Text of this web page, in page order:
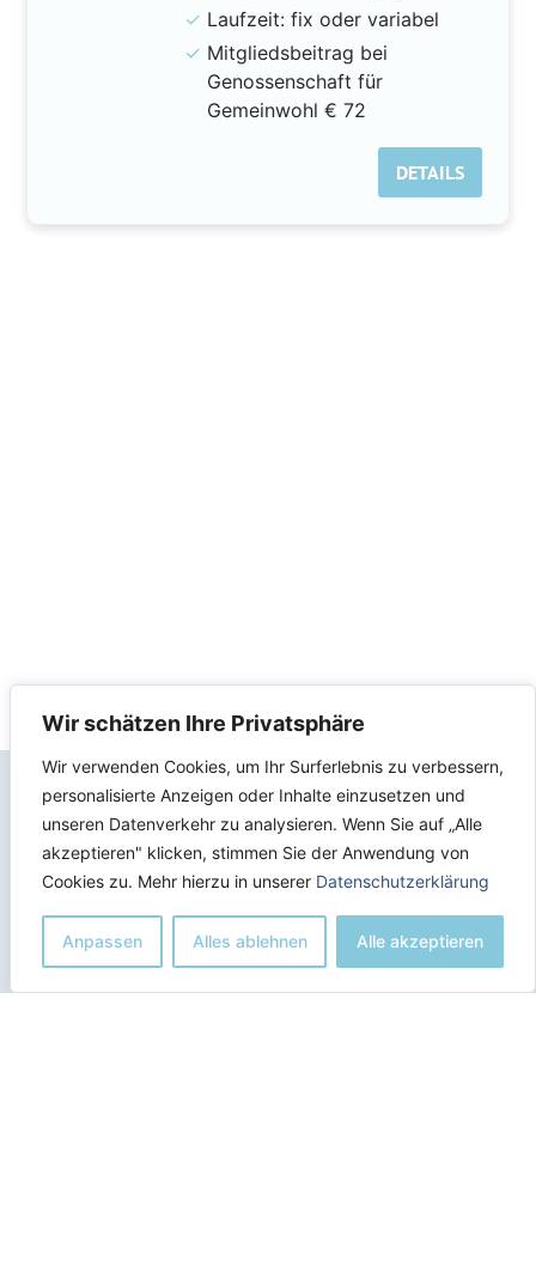
Wir schätzen Ihre Privatsphäre
Wir verwenden Cookies, um Ihr Surferlebnis zu verbessern,
personalisierte Anzeigen oder Inhalte einzusetzen und
unseren Datenverkehr zu analysieren. Wenn Sie auf „Alle
akzeptieren" klicken, stimmen Sie der Anwendung von
Cookies zu. Mehr hierzu in unserer Datenschutzerklärung
Anpassen Alles ablehnen Alle akzeptieren
✓ Laufzeit: fix oder variabel
✓ Mitgliedsbeitrag bei
Genossenschaft für
Gemeinwohl € 72
DETAILS
Impressum